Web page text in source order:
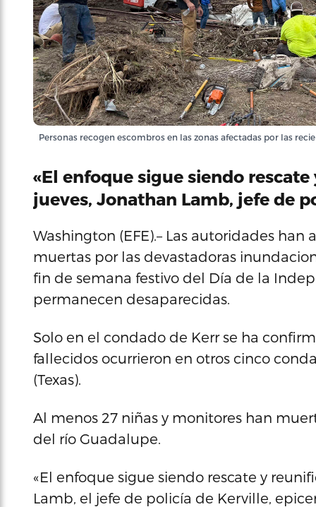
Personas recogen escombros en las zonas afectadas por las
«El enfoque sigue siendo
jueves, Jonathan Lamb, jefe de
Washington (EFE).– Las autoridades
muertas por las devastadoras
fin de semana festivo del Día de la
permanecen desaparecidas.
Solo en el condado de Kerr se ha
fallecidos ocurrieron en otros cinco
(Texas).
Al menos 27 niñas y monitores han
del río Guadalupe.
«El enfoque sigue siendo rescate y
Lamb, el jefe de policía de Kerville,